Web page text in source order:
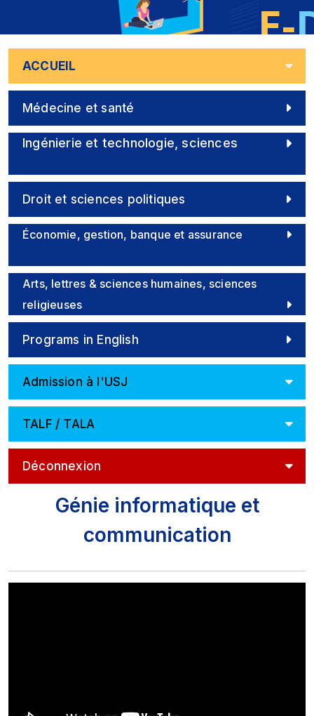
ACCUEIL
Médecine et santé
Ingénierie et technologie, sciences
Droit et sciences politiques
Économie, gestion, banque et assurance
Arts, lettres & sciences humaines, sciences
religieuses
Programs in English
Admission à l'USJ
TALF / TALA
Déconnexion
Génie informatique et
communication